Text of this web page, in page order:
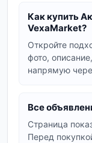
Принцип
Встроенные
окружающей
обрабатывает
громкие. Это
оставаясь
вредных для
или
Как купить
VexaMarket?
Откройте
фото,
напрямую
Все
Страница
Перед